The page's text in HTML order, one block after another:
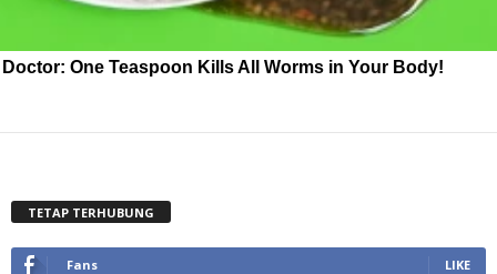
Doctor: One Teaspoon Kills All Worms in Your Body!
TETAP TERHUBUNG
Fans LIKE